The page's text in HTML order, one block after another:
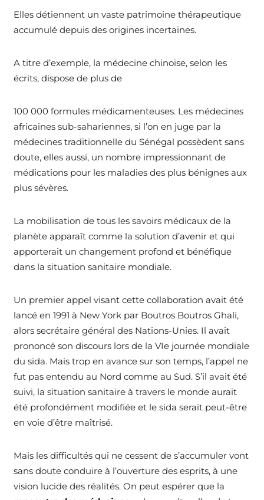
Elles détiennent un vaste patrimoine thérapeutique
accumulé depuis des origines incertaines.
A titre d’exemple, la médecine chinoise, selon les
écrits, dispose de plus de
100 000 formules médicamenteuses. Les médecines
africaines sub-sahariennes, si l’on en juge par la
médecines traditionnelle du Sénégal possèdent sans
doute, elles aussi, un nombre impressionnant de
médications pour les maladies des plus bénignes aux
plus sévères.
La mobilisation de tous les savoirs médicaux de la
planète apparaît comme la solution d’avenir et qui
apporterait un changement profond et bénéfique
dans la situation sanitaire mondiale.
Un premier appel visant cette collaboration avait été
lancé en 1991 à New York par Boutros Boutros Ghali,
alors secrétaire général des Nations-Unies. Il avait
prononcé son discours lors de la VIe journée mondiale
du sida. Mais trop en avance sur son temps, l’appel ne
fut pas entendu au Nord comme au Sud. S’il avait été
suivi, la situation sanitaire à travers le monde aurait
été profondément modifiée et le sida serait peut-être
en voie d’être maîtrisé.
Mais les difficultés qui ne cessent de s’accumuler vont
sans doute conduire à l’ouverture des esprits, à une
vision lucide des réalités. On peut espérer que la